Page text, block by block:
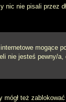
nic nie pisali
mogące
nie jesteś pewny/
mógł też